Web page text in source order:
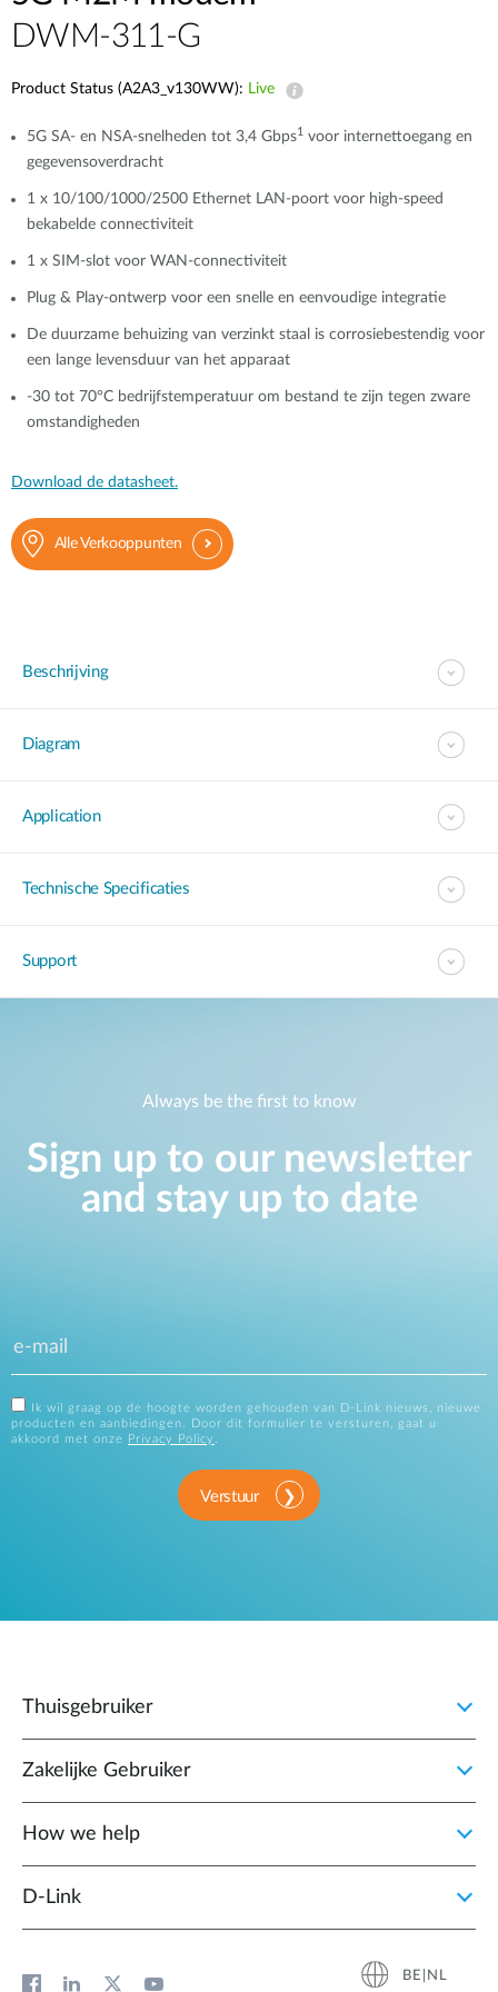
​​​DWM-311-G
Product Status (A2A3_v130WW): Live
5G SA- en NSA-snelheden tot 3,4 Gbps1
voor internettoegang en
gegevensoverdracht
1 x 10/100/1000/2500 Ethernet LAN-poort voor high-speed
bekabelde connectiviteit​​
1 x SIM-slot voor WAN-connectiviteit​​
Plug & Play-ontwerp voor een snelle en eenvoudige integratie
De duurzame behuizing van verzinkt staal is corrosiebestendig voor
een lange levensduur van het apparaat​​
-30 tot 70°C bedrijfstemperatuur om bestand te zijn tegen zware
omstandigheden​​
Download de datasheet.
Alle Verkooppunten
Beschrijving
Diagram
Application
Technische Specificaties
Support
Always be the first to know
Sign up to our newsletter
and stay up to date
Ik wil graag op de hoogte worden gehouden van D-Link nieuws, nieuwe
producten en aanbiedingen. Door dit formulier te versturen, gaat u
akkoord met onze
Privacy Policy .
Verstuur
Thuisgebruiker
Zakelijke Gebruiker
How we help
D‑Link
BE|NL